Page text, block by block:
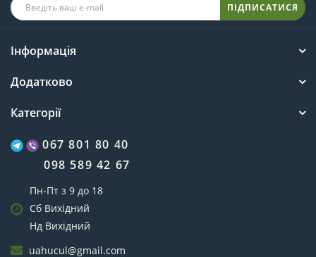
ПІДПИСАТИСЯ
Інформація
Додатково
Категорії
067 801 80 40
098 589 42 67
Пн-Пт з 9 до 18
Сб Вихідний
Нд Вихідний
uahucul@gmail.com